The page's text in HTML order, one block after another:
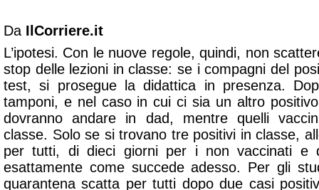
Da IlCorriere.it
L’ipotesi. Con le nuove regole, quindi, non
stop delle lezioni in classe: se i compagni del
test, si prosegue la didattica in presenza.
tamponi, e nel caso in cui ci sia un altro
dovranno andare in dad, mentre quelli
classe. Solo se si trovano tre positivi in classe,
per tutti, di dieci giorni per i non vaccinati e
esattamente come succede adesso. Per gli
quarantena scatta per tutti dopo due casi